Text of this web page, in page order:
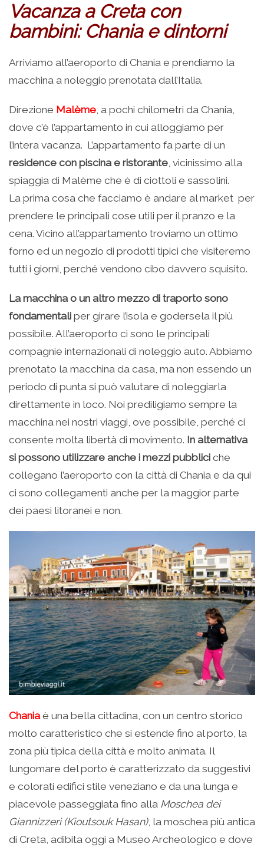
Vacanza a Creta con
bambini: Chania e dintorni
Arriviamo all’aeroporto di Chania e prendiamo la
macchina a noleggio prenotata dall’Italia.
Direzione Malème, a pochi chilometri da Chania,
dove c’è l’appartamento in cui alloggiamo per
l’intera vacanza. L’appartamento fa parte di un
residence con piscina e ristorante, vicinissimo alla
spiaggia di Malème che è di ciottoli e sassolini.
La prima cosa che facciamo è andare al market per
prendere le principali cose utili per il pranzo e la
cena. Vicino all’appartamento troviamo un ottimo
forno ed un negozio di prodotti tipici che visiteremo
tutti i giorni, perché vendono cibo davvero squisito.
La macchina o un altro mezzo di traporto sono
fondamentali per girare l’isola e godersela il più
possibile. All’aeroporto ci sono le principali
compagnie internazionali di noleggio auto. Abbiamo
prenotato la macchina da casa, ma non essendo un
periodo di punta si può valutare di noleggiarla
direttamente in loco. Noi prediligiamo sempre la
macchina nei nostri viaggi, ove possibile, perché ci
consente molta libertà di movimento. In alternativa
si possono utilizzare anche i mezzi pubblici che
collegano l’aeroporto con la città di Chania e da qui
ci sono collegamenti anche per la maggior parte
dei paesi litoranei e non.
Chania è una bella cittadina, con un centro storico
molto caratteristico che si estende fino al porto, la
zona più tipica della città e molto animata. Il
lungomare del porto è caratterizzato da suggestivi
e colorati edifici stile veneziano e da una lunga e
piacevole passeggiata fino alla Moschea dei
Giannizzeri (Kioutsouk Hasan), la moschea più antica
di Creta, adibita oggi a Museo Archeologico e dove